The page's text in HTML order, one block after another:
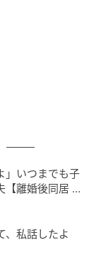
10回より(C)NHK
ドを彩った
は、第8話に
」いつまでも子
離婚後同居 Vo
私話したよ